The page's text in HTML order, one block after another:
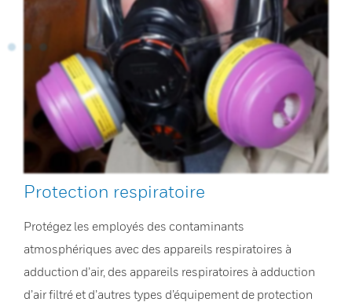
Protection respiratoire
Protégez les employés des contaminants
atmosphériques avec des appareils respiratoires à
adduction d’air, des appareils respiratoires à adduction
d’air filtré et d’autres types d’équipement de protection